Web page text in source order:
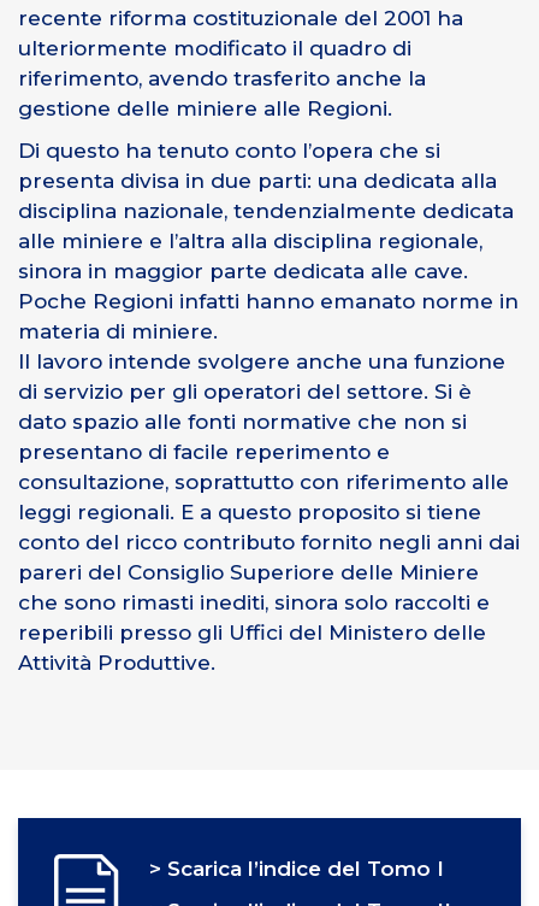
recente riforma costituzionale del 2001 ha
ulteriormente modificato il quadro di
riferimento, avendo trasferito anche la
gestione delle miniere alle Regioni.
Di questo ha tenuto conto l’opera che si
presenta divisa in due parti: una dedicata alla
disciplina nazionale, tendenzialmente dedicata
alle miniere e l’altra alla disciplina regionale,
sinora in maggior parte dedicata alle cave.
Poche Regioni infatti hanno emanato norme in
materia di miniere.
Il lavoro intende svolgere anche una funzione
di servizio per gli operatori del settore. Si è
dato spazio alle fonti normative che non si
presentano di facile reperimento e
consultazione, soprattutto con riferimento alle
leggi regionali. E a questo proposito si tiene
conto del ricco contributo fornito negli anni dai
pareri del Consiglio Superiore delle Miniere
che sono rimasti inediti, sinora solo raccolti e
reperibili presso gli Uffici del Ministero delle
Attività Produttive.
> Scarica l’indice del Tomo I